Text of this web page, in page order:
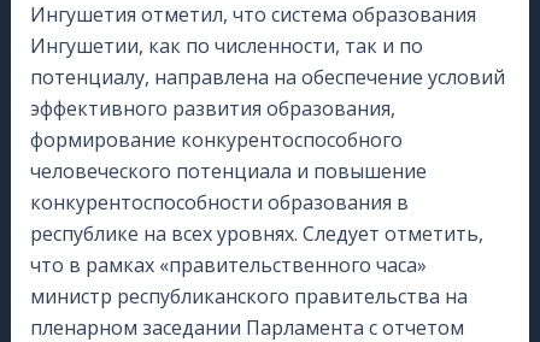
Ингушетия отметил, что система образования
Ингушетии, как по численности, так и по
потенциалу, направлена на обеспечение условий
эффективного развития образования,
формирование конкурентоспособного
человеческого потенциала и повышение
конкурентоспособности образования в
республике на всех уровнях. Следует отметить,
что в рамках «правительственного часа»
министр республиканского правительства на
пленарном заседании Парламента с отчетом